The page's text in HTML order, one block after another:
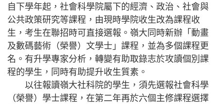
自下學年起，社會科學院屬下的經濟、政治、社會與
公共政策研究等課程，由現時學院收生改為課程收
生，考生在聯招時可直接選報。嶺大同時新辦「動畫
及數碼藝術（榮譽）文學士」課程，並為多個課程更
名。有升學專家分析，轉變有助取錄志於攻讀個別課
程的學生，同時有助提升收生質素。
以往報讀嶺大社科院的學生，須先選報社會科學
（榮譽）學士課程，在第二年再於六個主修課程選擇